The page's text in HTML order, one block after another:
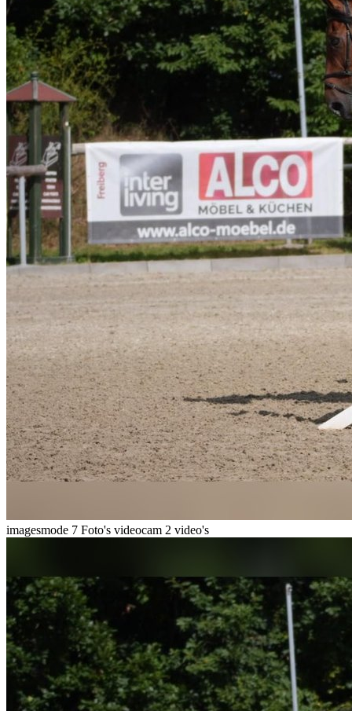
imagesmode 7 Foto's videocam 2 video's